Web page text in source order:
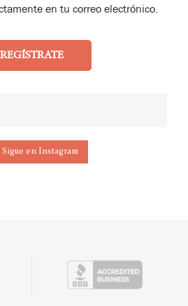
en tu correo electrónico.
REGÍSTRATE
Sigue en Instagram